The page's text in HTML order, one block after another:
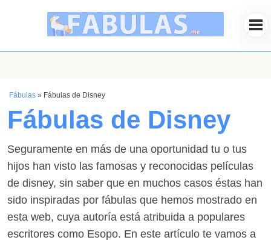
Fábulas » Fábulas de Disney
Fábulas de Disney
Seguramente en más de una oportunidad tu o tus
hijos han visto las famosas y reconocidas películas
de disney, sin saber que en muchos casos éstas han
sido inspiradas por fábulas que hemos mostrado en
esta web, cuya autoría está atribuida a populares
escritores como Esopo. En este artículo te vamos a